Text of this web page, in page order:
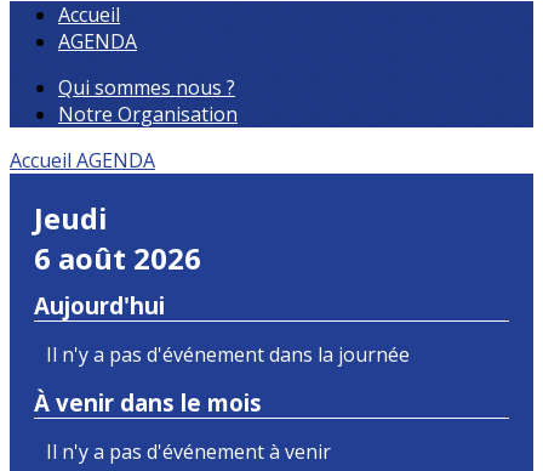
Accueil
AGENDA
Qui sommes nous ?
Notre Organisation
Accueil AGENDA
Jeudi
6 août 2026
Aujourd'hui
Il n'y a pas d'événement dans la journée
À venir dans le mois
Il n'y a pas d'événement à venir